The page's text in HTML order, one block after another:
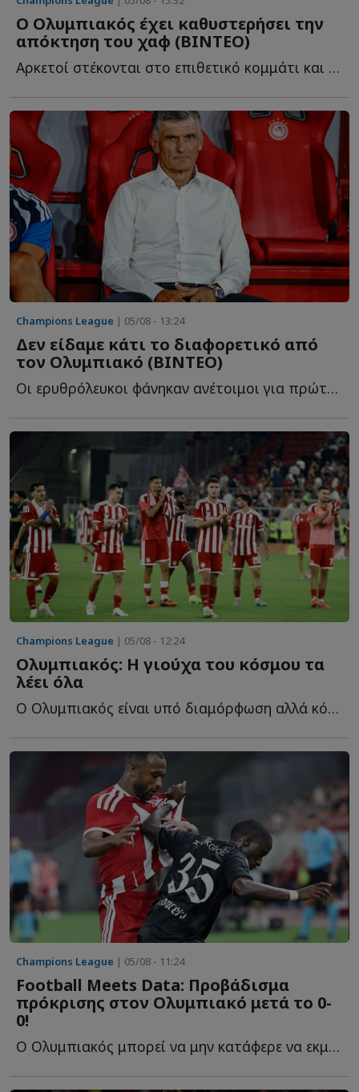
Ο Ολυμπιακός έχει καθυστερήσει την
απόκτηση του χαφ (ΒΙΝΤΕΟ)
Αρκετοί στέκονται στο επιθετικό κομμάτι και στο ότι ο...
Champions League | 05/08 - 13:24
Δεν είδαμε κάτι το διαφορετικό από
τον Ολυμπιακό (ΒΙΝΤΕΟ)
Oι ερυθρόλευκοι φάνηκαν ανέτοιμοι για πρώτο ματς καθώς δ...
Champions League | 05/08 - 12:24
Ολυμπιακός: Η γιούχα του κόσμου τα
λέει όλα
Ο Ολυμπιακός είναι υπό διαμόρφωση αλλά κόντρα στη Ναϊμέγκεν δ...
Champions League | 05/08 - 11:24
Football Meets Data: Προβάδισμα
πρόκρισης στον Ολυμπιακό μετά το 0-
0!
Ο Ολυμπιακός μπορεί να μην κατάφερε να εκμεταλλευτεί τ...